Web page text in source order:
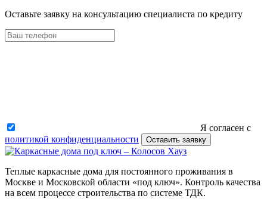
Оставьте заявку на консультацию специалиста по кредиту
Я согласен с
политикой конфиденциальности
Оставить заявку
Теплые каркасные дома для постоянного проживания в
Москве и Московской области «под ключ». Контроль качества
на всем процессе строительства по системе ТДК.